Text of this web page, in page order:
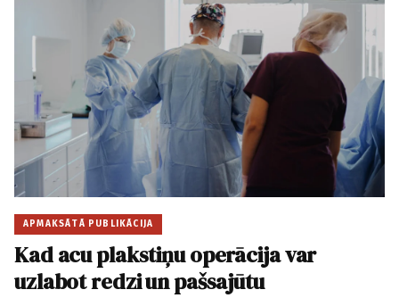
APMAKSĀTĀ PUBLIKĀCIJA
Kad acu plakstiņu operācija var
uzlabot redzi un pašsajūtu